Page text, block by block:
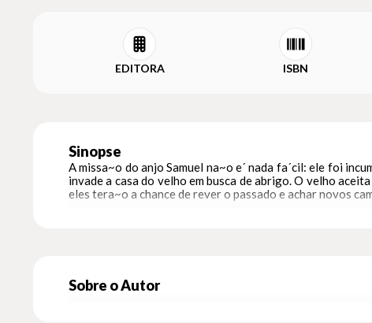
EDITORA ISBN
Sinopse
A missa~o do anjo Samuel na~o e´ nada fa´cil: ele foi
invade a casa do velho em busca de abrigo. O velho
eles tera~o a chance de rever o passado e achar novos
Sobre o Autor